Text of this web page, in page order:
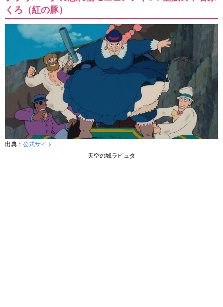
くろ（紅の豚）
出典： 公式サイト
天空の城ラピュタ